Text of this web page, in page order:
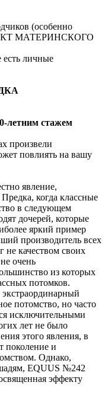
(особенно
МАТЕРИНСКОГО
личные
летним стажем
произвели
повлиять на вашу
явление,
когда классные
в следующем
дочерей, которые
яркий пример
производитель всех
не качеством своих
очень
из которых
потомков.
потомство, но часто
исключительными
лет не было
этого явления, в
поколение и
Однако,
EQUUS №242
эффекту